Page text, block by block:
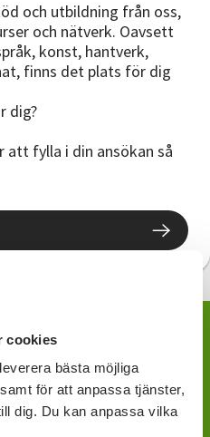
cookies
bästa möjliga
för att anpassa tjänster,
dig. Du kan anpassa vilka
och utbildning från oss,
och nätverk. Oavsett
konst, hantverk,
finns det plats för dig
dig?
att fylla i din ansökan så
lokala
att få mer